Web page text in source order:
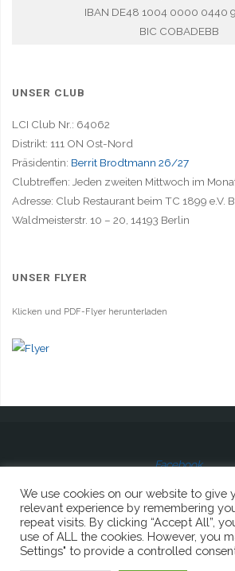
IBAN DE48 1004 0000 0440
BIC COBADEBB
UNSER CLUB
LCI Club Nr.: 64062
Distrikt: 111 ON Ost-Nord
Präsidentin: Berrit Brodtmann 26/27
Clubtreffen: Jeden zweiten Mittwoch im
Adresse: Club Restaurant beim TC 1899 e.V.
Waldmeisterstr. 10 – 20, 14193 Berlin
UNSER FLYER
Klicken und PDF-Flyer herunterladen
Facebook
© 2023 Lions Club Berlin-
We use cookies on our website to give
relevant experience by remembering
repeat visits. By clicking “Accept All”,
use of ALL the cookies. However, you
Settings" to provide a controlled